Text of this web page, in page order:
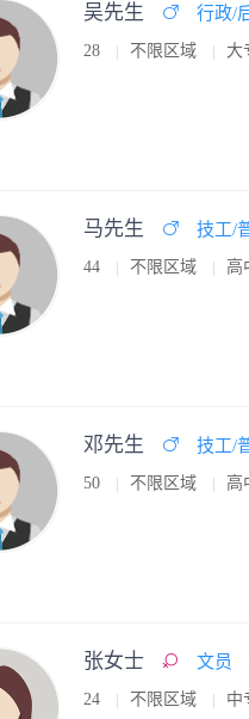
吴先生 行政/
28 不限区域 大
马先生 技工/
44 不限区域 高
邓先生 技工/
50 不限区域 高
张女士 文员
24 不限区域 中